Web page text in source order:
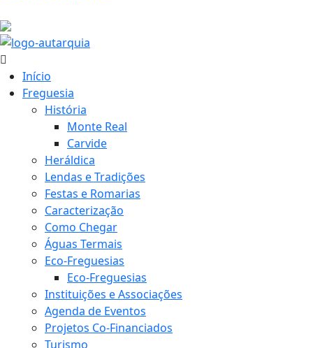
Início
Freguesia
História
Monte Real
Carvide
Heráldica
Lendas e Tradições
Festas e Romarias
Caracterização
Como Chegar
Águas Termais
Eco-Freguesias
Eco-Freguesias
Instituições e Associações
Agenda de Eventos
Projetos Co-Financiados
Turismo